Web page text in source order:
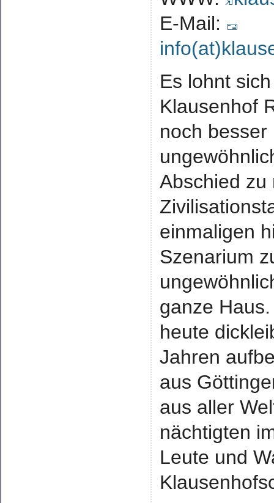
E-Mail:
Es lohnt
Klausenhof
noch besser
Abschied zu
einmaligen
Szenarium
ganze
heute
Jahren
aus
aus aller
nächtigten
Leute und